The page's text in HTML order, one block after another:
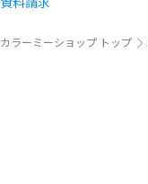
カラーミーショップ トップ